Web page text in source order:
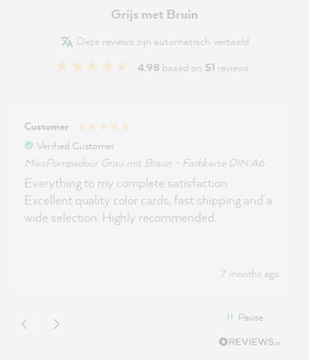
Grijs met Bruin
Deze reviews zijn automatisch vertaald
4.98 based on 51 reviews
Customer
Verified Customer
MissPompadour Grau mit Braun - Farbkarte DIN A6
Everything to my complete satisfaction.
Excellent quality color cards, fast shipping and a
wide selection. Highly recommended.
7 months ago
Pause